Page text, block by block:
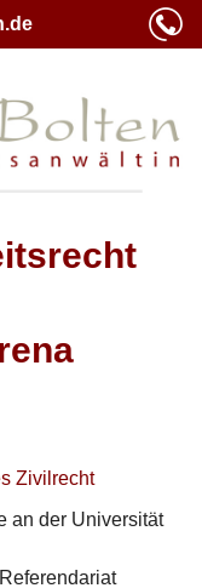
Zivilrecht
an der Universität